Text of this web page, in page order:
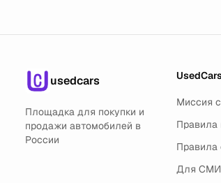
usedcars
Площадка для покупки и
продажи автомобилей в
России
Миссия
Правила
Правила
Для СМИ